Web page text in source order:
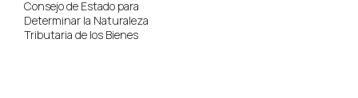
Consejo de Estado para
Determinar la Naturaleza
Tributaria de los Bienes